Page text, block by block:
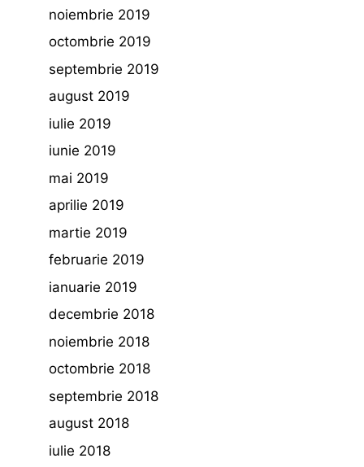
noiembrie 2019
octombrie 2019
septembrie 2019
august 2019
iulie 2019
iunie 2019
mai 2019
aprilie 2019
martie 2019
februarie 2019
ianuarie 2019
decembrie 2018
noiembrie 2018
octombrie 2018
septembrie 2018
august 2018
iulie 2018